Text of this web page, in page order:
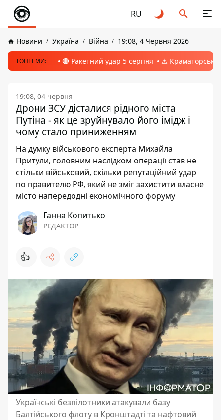
RU
Новини Україна Війна 19:08, 4 Червня 2026
ТОПТЕМИ: 🔴 Ракетний удар 5 серпня ⚠️ Краматорськ,
19:08, 04 червня
Дрони ЗСУ дісталися рідного міста
Путіна - як це зруйнувало його імідж і
чому стало приниженням
На думку військового експерта Михайла
Притули, головним наслідком операції став не
стільки військовий, скільки репутаційний удар
по правителю РФ, який не зміг захистити власне
місто напередодні економічного форуму
Ганна Копитько
РЕДАКТОР
👍
Українські безпілотники атакували базу
Балтійського флоту в Кронштадті та нафтовий